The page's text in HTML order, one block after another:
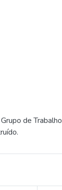
de Trabalho